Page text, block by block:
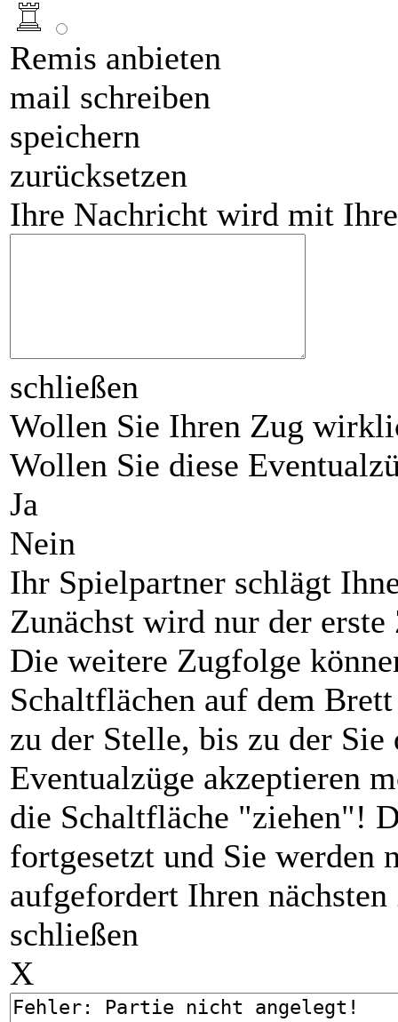
Remis anbieten
mail schreiben
speichern
zurücksetzen
Ihre Nachricht wird mit
schließen
Wollen Sie Ihren Zug
Wollen Sie diese
Ja
Nein
Ihr Spielpartner schlägt
Zunächst wird nur der
Die weitere Zugfolge
Schaltflächen auf dem
zu der Stelle, bis zu der Sie
Eventualzüge akzeptieren
die Schaltfläche "ziehen"!
fortgesetzt und Sie werden
aufgefordert Ihren
schließen
X